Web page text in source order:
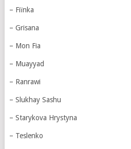
– Fiїnka
– Grisana
– Mon Fia
– Muayyad
– Ranrawi
– Slukhay Sashu
– Starykova Hrystyna
– Teslenko